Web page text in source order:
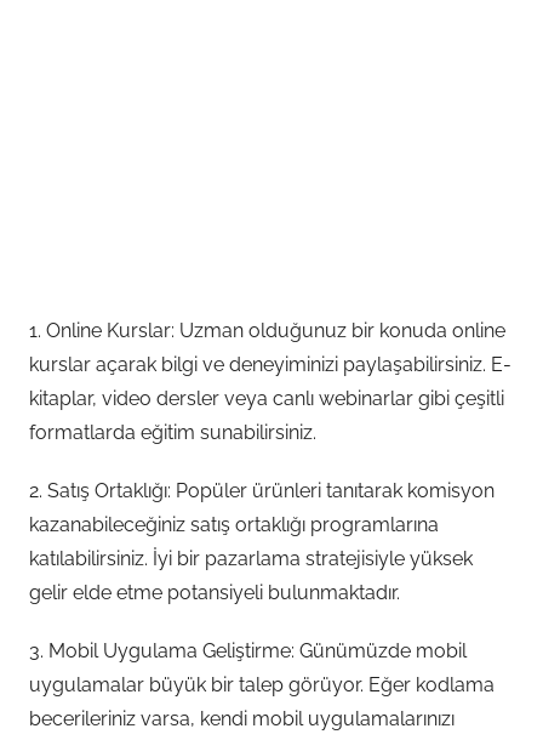
1. Online Kurslar: Uzman olduğunuz bir konuda online
kurslar açarak bilgi ve deneyiminizi paylaşabilirsiniz. E-
kitaplar, video dersler veya canlı webinarlar gibi çeşitli
formatlarda eğitim sunabilirsiniz.
2. Satış Ortaklığı: Popüler ürünleri tanıtarak komisyon
kazanabileceğiniz satış ortaklığı programlarına
katılabilirsiniz. İyi bir pazarlama stratejisiyle yüksek
gelir elde etme potansiyeli bulunmaktadır.
3. Mobil Uygulama Geliştirme: Günümüzde mobil
uygulamalar büyük bir talep görüyor. Eğer kodlama
becerileriniz varsa, kendi mobil uygulamalarınızı